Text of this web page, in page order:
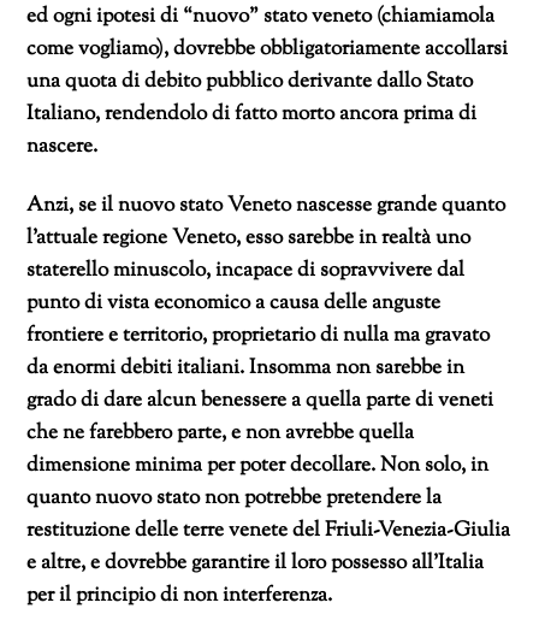
ed ogni ipotesi di “nuovo” stato veneto (chiamiamola
come vogliamo), dovrebbe obbligatoriamente accollarsi
una quota di debito pubblico derivante dallo Stato
Italiano, rendendolo di fatto morto ancora prima di
nascere.
Anzi, se il nuovo stato Veneto nascesse grande quanto
l’attuale regione Veneto, esso sarebbe in realtà uno
staterello minuscolo, incapace di sopravvivere dal
punto di vista economico a causa delle anguste
frontiere e territorio, proprietario di nulla ma gravato
da enormi debiti italiani. Insomma non sarebbe in
grado di dare alcun benessere a quella parte di veneti
che ne farebbero parte, e non avrebbe quella
dimensione minima per poter decollare. Non solo, in
quanto nuovo stato non potrebbe pretendere la
restituzione delle terre venete del Friuli-Venezia-Giulia
e altre, e dovrebbe garantire il loro possesso all’Italia
per il principio di non interferenza.